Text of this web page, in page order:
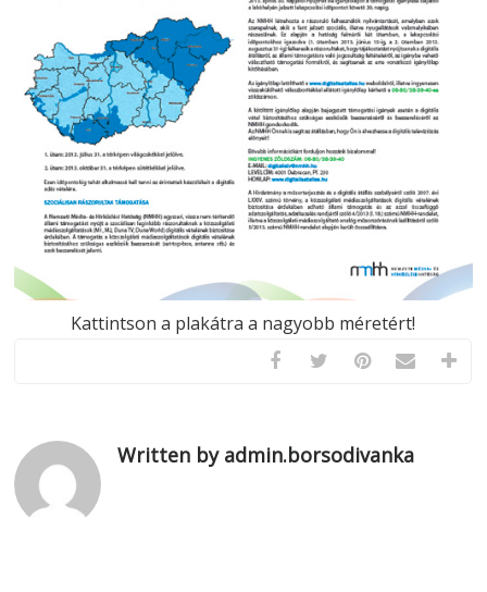
Kattintson a plakátra a nagyobb méretért!
Written by admin.borsodivanka